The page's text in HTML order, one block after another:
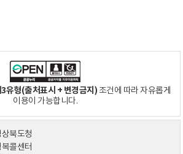
유형(출처표시 + 변경금지)조건에 따라 자유롭게
이용이 가능합니다.
상북도청
콜센터